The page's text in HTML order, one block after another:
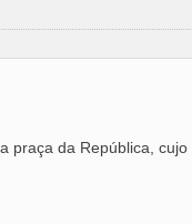
praça da República,